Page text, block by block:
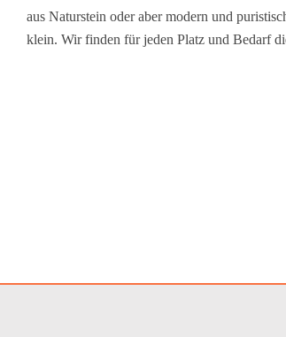
aus Naturstein oder aber modern und
klein. Wir finden für jeden Platz und Bedarf